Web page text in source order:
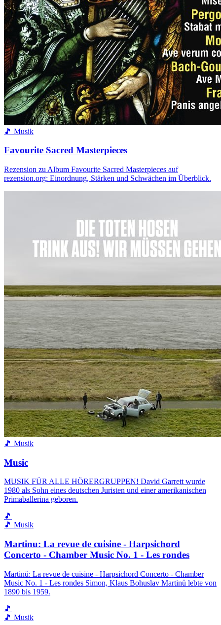
🎵 Musik
Favourite Sacred Masterpieces
Rezension zu Album Favourite Sacred Masterpieces auf
rezension.org: Einordnung, Stärken und Schwächen im Überblick.
🎵 Musik
Music
MUSIK FÜR ALLE HÖRERGRUPPEN! David Garrett wurde
1980 als Sohn eines deutschen Juristen und einer amerikanischen
Primaballerina geboren.
🎵
🎵 Musik
Martinu: La revue de cuisine - Harpsichord
Concerto - Chamber Music No. 1 - Les rondes
Martinů: La revue de cuisine - Harpsichord Concerto - Chamber
Music No. 1 - Les rondes Simon, Klaus Bohuslav Martinů lebte von
1890 bis 1959.
🎵
🎵 Musik